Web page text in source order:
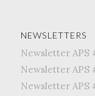
NEWSLETTERS
Newsletter APS
Newsletter APS
Newsletter APS